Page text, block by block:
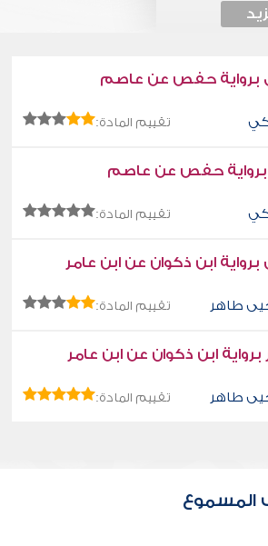
برواية حفص عن عاصم
تقييم المادة:
برواية حفص عن عاصم
تقييم المادة:
ابن ذكوان عن ابن عامر
طاهر تقييم المادة:
ابن ذكوان عن ابن عامر
طاهر تقييم المادة:
المسموع